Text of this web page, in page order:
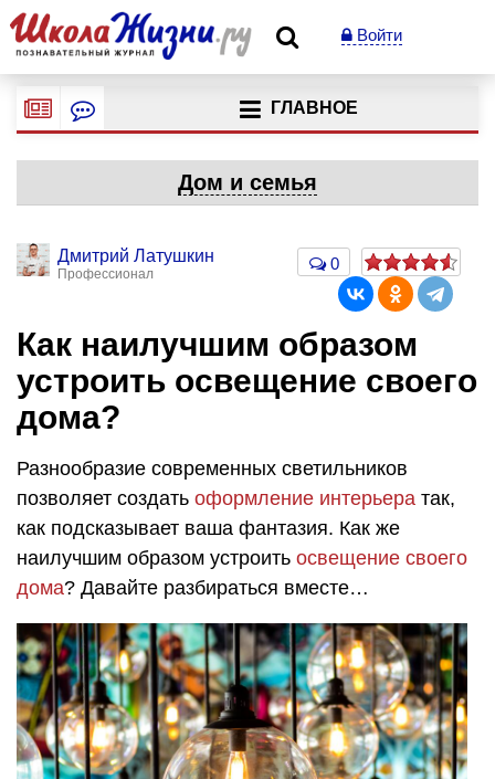
Войти
ГЛАВНОЕ
Дом и семья
Дмитрий Латушкин
Профессионал
0
Как наилучшим образом
устроить освещение своего
дома?
Разнообразие современных светильников
позволяет создать оформление интерьера так,
как подсказывает ваша фантазия. Как же
наилучшим образом устроить освещение своего
дома? Давайте разбираться вместе…